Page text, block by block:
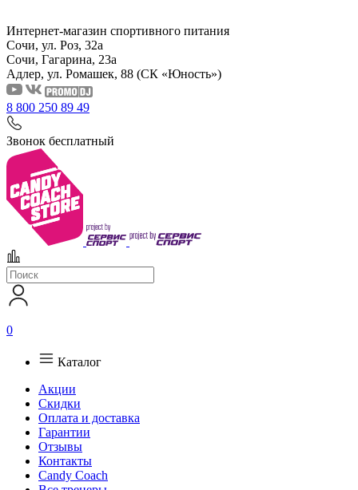
Интернет-магазин спортивного питания
Сочи, ул. Роз, 32а
Сочи, Гагарина, 23а
Адлер, ул. Ромашек, 88 (СК «Юность»)
8 800 250 89 49
Звонок бесплатный
0
Каталог
Акции
Скидки
Оплата и доставка
Гарантии
Отзывы
Контакты
Candy Coach